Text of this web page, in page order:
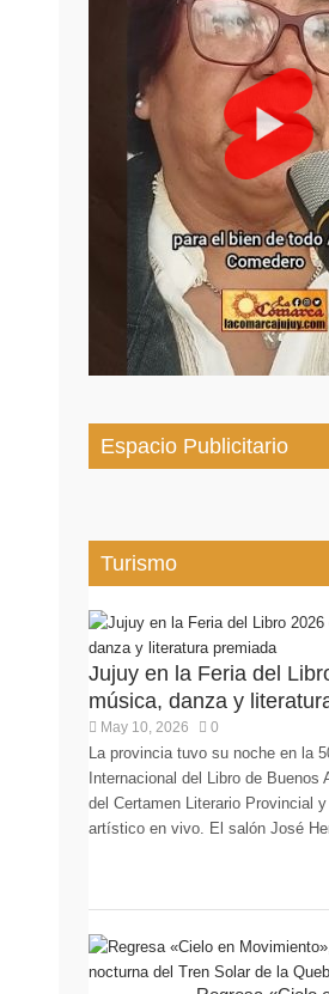
Espacio Publicitario
Turismo
Jujuy en la Feria del
música, danza y
May 10, 2026 0
La provincia tuvo su noche en la
Internacional del Libro de Buenos
del Certamen Literario Provincial
artístico en vivo. El salón José